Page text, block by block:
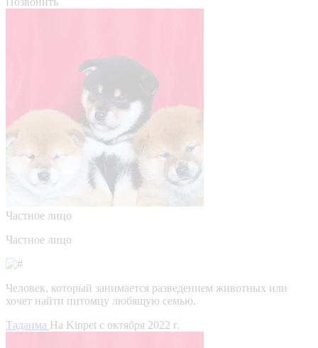
Частное лицо
Частное лицо
Человек, который занимается разведением животных или
хочет найти питомцу любящую семью.
Тадаима На Kinpet c октября 2022 г.